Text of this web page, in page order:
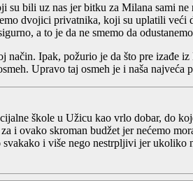
bili uz nas jer bitku za Milana sami
dvojici privatnika, koji su uplatili
a to je da ne smemo da
Ipak, požurio je da što pre izađe
Upravo taj osmeh je i naša najveća
škole u Užicu kao vrlo dobar, do
i ovako skroman budžet jer nećemo
i više nego nestrpljivi jer